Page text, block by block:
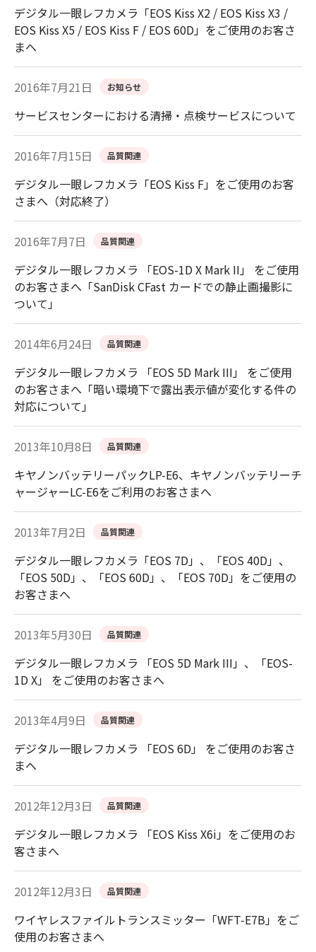
デジタル一眼レフカメラ「EOS Kiss X2 / EOS Kiss X3 /
EOS Kiss X5 / EOS Kiss F / EOS 60D」をご使用のお客さ
まへ
2016年7月21日 お知らせ
サービスセンターにおける清掃・点検サービスについて
2016年7月15日 品質関連
デジタル一眼レフカメラ「EOS Kiss F」をご使用のお客
さまへ（対応終了）
2016年7月7日 品質関連
デジタル一眼レフカメラ 「EOS-1D X Mark II」 をご使用
のお客さまへ「SanDisk CFast カードでの静止画撮影に
ついて」
2014年6月24日 品質関連
デジタル一眼レフカメラ 「EOS 5D Mark III」 をご使用
のお客さまへ「暗い環境下で露出表示値が変化する件の
対応について」
2013年10月8日 品質関連
キヤノンバッテリーパックLP-E6、キヤノンバッテリーチ
ャージャーLC-E6をご利用のお客さまへ
2013年7月2日 品質関連
デジタル一眼レフカメラ「EOS 7D」、「EOS 40D」、
「EOS 50D」、「EOS 60D」、「EOS 70D」をご使用の
お客さまへ
2013年5月30日 品質関連
デジタル一眼レフカメラ 「EOS 5D Mark III」、「EOS-
1D X」 をご使用のお客さまへ
2013年4月9日 品質関連
デジタル一眼レフカメラ 「EOS 6D」 をご使用のお客さ
まへ
2012年12月3日 品質関連
デジタル一眼レフカメラ 「EOS Kiss X6i」をご使用のお
客さまへ
2012年12月3日 品質関連
ワイヤレスファイルトランスミッター「WFT-E7B」をご
使用のお客さまへ